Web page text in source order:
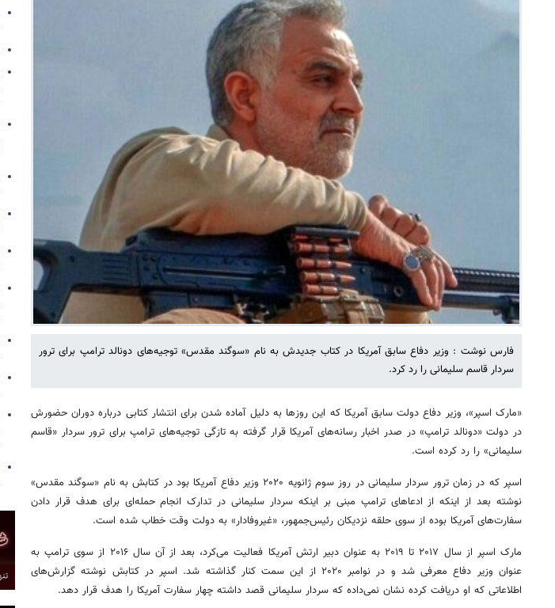
فارس نوشت : وزیر دفاع سابق آمریکا در کتاب جدیدش به نام «سوگند مقدس» توجیه‌های دونالد ترامپ برای ترور
سردار قاسم سلیمانی را رد کرد.
«مارک اسپر»، وزیر دفاع دولت سابق آمریکا که این روزها به دلیل آماده شدن برای انتشار کتابی درباره دوران حضورش
در دولت «دونالد ترامپ» در صدر اخبار رسانه‌های آمریکا قرار گرفته به تازگی توجیه‌های ترامپ برای ترور سردار «قاسم
سلیمانی» را رد کرده است.
اسپر که در زمان ترور سردار سلیمانی در روز سوم ژانویه ۲۰۲۰ وزیر دفاع آمریکا بود در کتابش به نام «سوگند مقدس»
نوشته بعد از اینکه از ادعاهای ترامپ مبنی بر اینکه سردار سلیمانی در تدارک انجام حمله‌ای برای هدف قرار دادن
سفارت‌های آمریکا بوده از سوی حلقه نزدیکان رئیس‌جمهور، «غیروفادار» به دولت وقت خطاب شده است.
مارک اسپر از سال ۲۰۱۷ تا ۲۰۱۹ به عنوان دبیر ارتش آمریکا فعالیت می‌کرد، بعد از آن سال ۲۰۱۶ از سوی ترامپ به
عنوان وزیر دفاع معرفی شد و در نوامبر ۲۰۲۰ از این سمت کنار گذاشته شد. اسپر در کتابش نوشته گزارش‌های
اطلاعاتی که او دریافت کرده نشان نمی‌داده که سردار سلیمانی قصد داشته چهار سفارت آمریکا را هدف قرار دهد.